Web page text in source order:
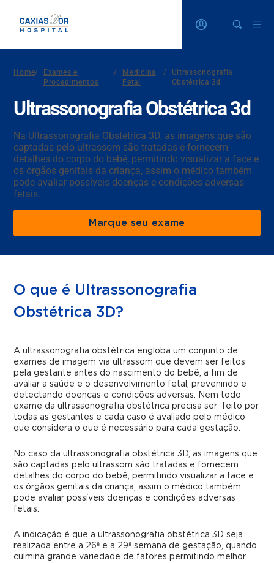
Home/
Exames e
Procedimentos
/
Medicina
Fetal
/
Ultrassonografia
Obstétrica 3d
Ultrassonografia Obstétrica 3d
Na Ultrassonografia Obstétrica 3D, as imagens que são
captadas pelo ultrassom são tratadas e fornecem
detalhes do corpo do bebê, permitindo visualizar a face e
os órgãos genitais da criança, assim o médico também
pode avaliar possíveis doenças e condições adversas
fetais.
Marque seu exame
O que é Ultrassonografia
Obstétrica 3D?
A ultrassonografia obstétrica engloba um conjunto de
exames de imagem via ultrassom que devem ser feitos
pela gestante antes do nascimento do bebê, a fim de
avaliar a saúde e o desenvolvimento fetal, prevenindo e
detectando doenças e condições adversas. Nem todo
exame da ultrassonografia obstétrica precisa ser feito por
todas as gestantes e cada caso é avaliado pelo médico
que considera o que é necessário para cada gestação.
No caso da ultrassonografia obstétrica 3D, as imagens que
são captadas pelo ultrassom são tratadas e fornecem
detalhes do corpo do bebê, permitindo visualizar a face e
os órgãos genitais da criança, assim o médico também
pode avaliar possíveis doenças e condições adversas
fetais.
A indicação é que a ultrassonografia obstétrica 3D seja
realizada entre a 26ª e a 29ª semana de gestação, quando
culmina grande variedade de fatores permitindo melhor